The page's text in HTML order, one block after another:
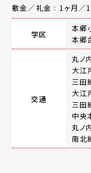
敷金／礼金 : 1ヶ月／
学区
本郷
本郷
交通
丸ノ
大
三田
大江
三
中央
丸ノ
南